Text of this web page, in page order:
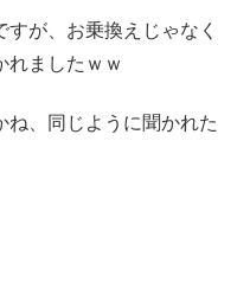
が、お乗換えじゃなく
れましたｗｗ
ね、同じように聞かれた